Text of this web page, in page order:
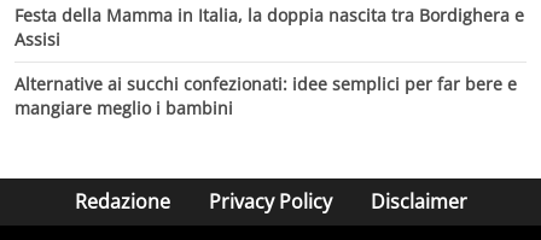
Festa della Mamma in Italia, la doppia nascita tra Bordighera e
Assisi
Alternative ai succhi confezionati: idee semplici per far bere e
mangiare meglio i bambini
Redazione Privacy Policy Disclaimer